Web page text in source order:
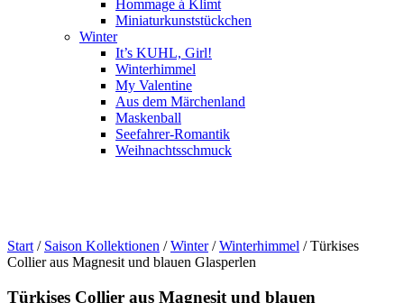
Hommage á Klimt
Miniaturkunststückchen
Winter
It’s KUHL, Girl!
Winterhimmel
My Valentine
Aus dem Märchenland
Maskenball
Seefahrer-Romantik
Weihnachtsschmuck
Start / Saison Kollektionen /Winter/Winterhimmel / Türkises
Collier aus Magnesit und blauen Glasperlen
Türkises Collier aus Magnesit und blauen